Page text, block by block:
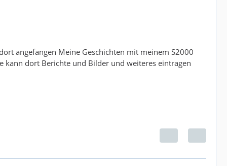
angefangen Meine Geschichten mit meinem S2000
kann dort Berichte und Bilder und weiteres eintragen